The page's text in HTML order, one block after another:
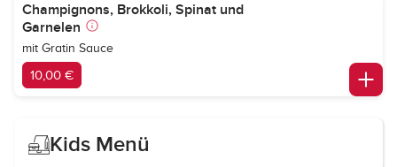
Champignons, Brokkoli, Spinat und
Garnelen
mit Gratin Sauce
10,00 €
Kids Menü